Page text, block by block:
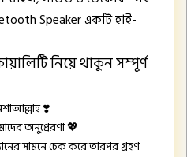
Speaker একটি হাই-
নিয়ে থাকুন সম্পূর্ণ
❣️
অনুপ্রেরণা 💖
সামনে চেক করে তারপর গ্রহণ